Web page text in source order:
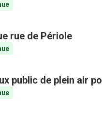
rue de Périole
public de plein air